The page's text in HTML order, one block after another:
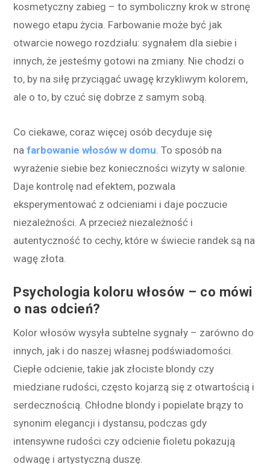
kosmetyczny zabieg – to symboliczny krok w stronę
nowego etapu życia. Farbowanie może być jak
otwarcie nowego rozdziału: sygnałem dla siebie i
innych, że jesteśmy gotowi na zmiany. Nie chodzi o
to, by na siłę przyciągać uwagę krzykliwym kolorem,
ale o to, by czuć się dobrze z samym sobą.
Co ciekawe, coraz więcej osób decyduje się
na farbowanie włosów w domu . To sposób na
wyrażenie siebie bez konieczności wizyty w salonie.
Daje kontrolę nad efektem, pozwala
eksperymentować z odcieniami i daje poczucie
niezależności. A przecież niezależność i
autentyczność to cechy, które w świecie randek są na
wagę złota.
Psychologia koloru włosów – co mówi
o nas odcień?
Kolor włosów wysyła subtelne sygnały – zarówno do
innych, jak i do naszej własnej podświadomości.
Ciepłe odcienie, takie jak złociste blondy czy
miedziane rudości, często kojarzą się z otwartością i
serdecznością. Chłodne blondy i popielate brązy to
synonim elegancji i dystansu, podczas gdy
intensywne rudości czy odcienie fioletu pokazują
odwagę i artystyczną duszę.